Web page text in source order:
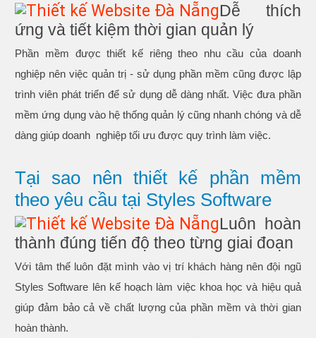
Dễ thích
ứng và tiết kiệm thời gian quản lý
Phần mềm được thiết kế riêng theo nhu cầu của doanh
nghiệp nên việc quản trị - sử dụng phần mềm cũng được lập
trình viên phát triển để sử dụng dễ dàng nhất. Việc đưa phần
mềm ứng dụng vào hệ thống quản lý cũng nhanh chóng và dễ
dàng giúp doanh nghiệp tối ưu được quy trình làm việc.
Tại sao nên thiết kế phần mềm
theo yêu cầu tại Styles Software
Luôn hoàn
thành đúng tiến độ theo từng giai đoạn
Với tâm thế luôn đặt mình vào vị trí khách hàng nên đội ngũ
Styles Software lên kế hoạch làm việc khoa học và hiệu quả
giúp đảm bảo cả về chất lượng của phần mềm và thời gian
hoàn thành.